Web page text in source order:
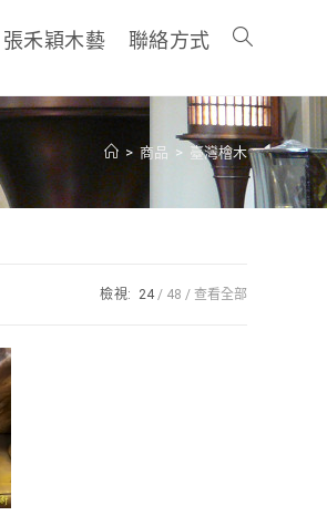
張禾穎木藝 聯絡方式
> 商品 > 臺灣檜木
檢視: 24 48 查看全部